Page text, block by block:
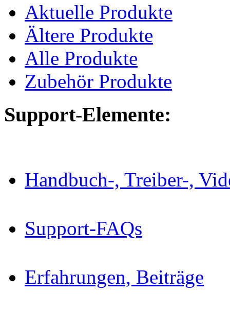
Aktuelle Produkte
Ältere Produkte
Alle Produkte
Zubehör Produkte
Support-Elemente:
Handbuch-, Treiber-,
Support-FAQs
Erfahrungen, Beiträge